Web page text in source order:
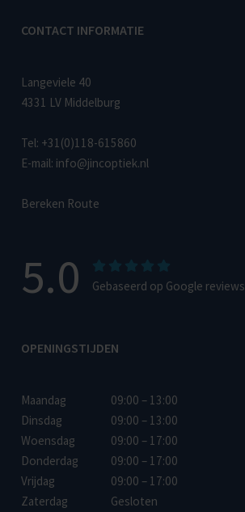
CONTACT INFORMATIE
Langeviele 40
4331 LV Middelburg
Tel: +31(0)118-615860
E-mail: info@jincoptiek.nl
Bereken Route
5.0 Gebaseerd op Google reviews
OPENINGSTIJDEN
Maandag
Dinsdag
Woensdag
Donderdag
Vrijdag
Zaterdag
09:00 – 13:00
09:00 – 13:00
09:00 – 17:00
09:00 – 17:00
09:00 – 17:00
Gesloten